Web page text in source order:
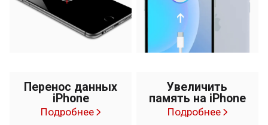
Перенос данных
iPhone
Подробнее
Увеличить
память на iPhone
Подробнее